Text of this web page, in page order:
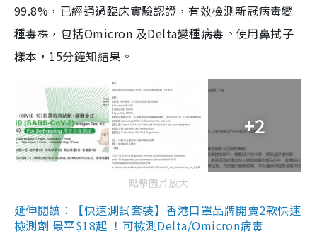
99.8%，已經通過臨床實驗認證，有效檢測新冠病毒變
種毒株，包括Omicron 及Delta變種病毒。使用鼻拭子
樣本，15分鐘知結果。
+2
點擊圖片放大
延伸閱讀：【快速測試套裝】香港口罩品牌開賣2款快速
檢測劑 最平$18起 ！可檢測Delta/Omicron病毒